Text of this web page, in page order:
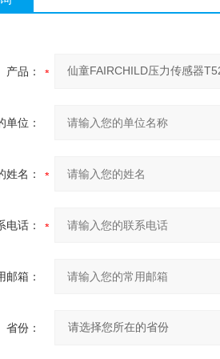
产品：
单位：
姓名：
电话：
邮箱：
省份：